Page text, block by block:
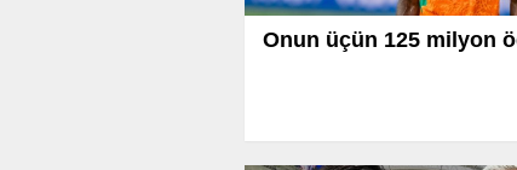
Onun üçün 125 milyon